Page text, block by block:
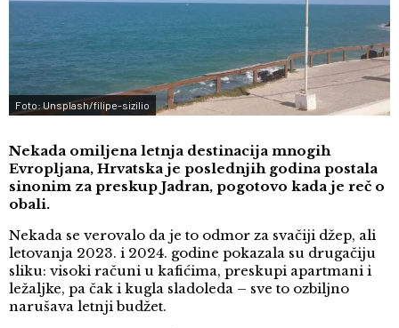
Foto: Unsplash/filipe-sizilio
Nekada omiljena letnja destinacija mnogih
Evropljana, Hrvatska je poslednjih godina postala
sinonim za preskup Jadran, pogotovo kada je reč o
obali.
Nekada se verovalo da je to odmor za svačiji džep, ali
letovanja 2023. i 2024. godine pokazala su drugačiju
sliku: visoki računi u kafićima, preskupi apartmani i
ležaljke, pa čak i kugla sladoleda – sve to ozbiljno
narušava letnji budžet.